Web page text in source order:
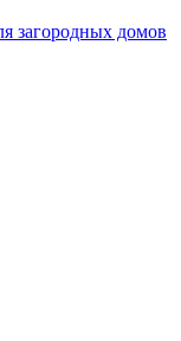
загородных домов